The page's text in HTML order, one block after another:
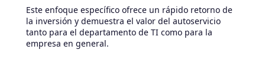
Este enfoque específico ofrece un rápido retorno de
la inversión y demuestra el valor del autoservicio
tanto para el departamento de TI como para la
empresa en general.